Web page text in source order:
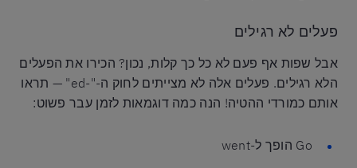
פעלים לא רגילים
אבל שפות אף פעם לא כל כך קלות, נכון? הכירו את הפעלים
הלא רגילים. פעלים אלה לא מצייתים לחוק ה-"-ed" — תראו
אותם כמורדי ההטיה! הנה כמה דוגמאות לזמן עבר פשוט:
Go הופך ל-went